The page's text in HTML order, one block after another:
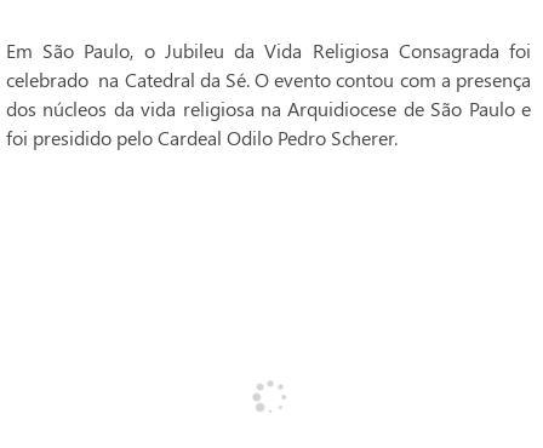
Em São Paulo, o Jubileu da Vida Religiosa Consagrada foi
celebrado na Catedral da Sé. O evento contou com a presença
dos núcleos da vida religiosa na Arquidiocese de São Paulo e
foi presidido pelo Cardeal Odilo Pedro Scherer.